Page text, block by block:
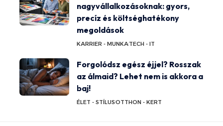
nagyvállalkozásoknak: gyors,
precíz és költséghatékony
megoldások
KARRIER - MUNKATECH - IT
Forgolódsz egész éjjel? Rosszak
az álmaid? Lehet nem is akkora a
baj!
ÉLET - STÍLUSOTTHON - KERT